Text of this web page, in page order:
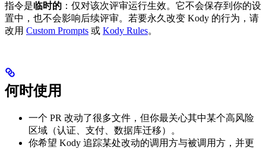
指令是临时的 ：仅对该次评审运行生效。它不会保存到你的设
置中，也不会影响后续评审。若要永久改变 Kody 的行为，请
改用 Custom Prompts 或 Kody Rules。
何时使用
一个 PR 改动了很多文件，但你最关心其中某个高风险
区域（认证、支付、数据库迁移）。
你希望 Kody 追踪某处改动的调用方与被调用方，并更